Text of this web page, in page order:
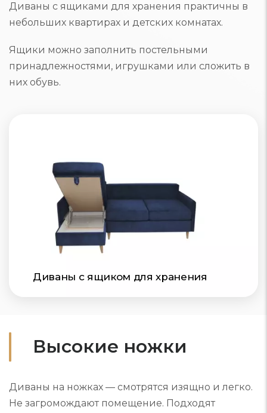
Диваны с ящиками для хранения практичны в
небольших квартирах и детских комнатах.
Ящики можно заполнить постельными
принадлежностями, игрушками или сложить в
них обувь.
Диваны с ящиком для хранения
Высокие ножки
Диваны на ножках — смотрятся изящно и легко.
Не загромождают помещение. Подходят